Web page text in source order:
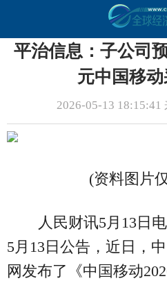
平治信息：子公司
元中国移动
2026-05-13 18:15:41
(资料图片
人民财讯5月13日
5月13日公告，近日，
网发布了《中国移动